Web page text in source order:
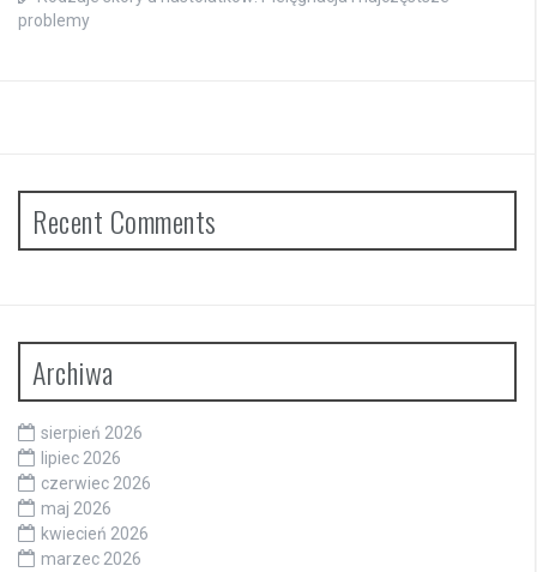
problemy
Recent Comments
Archiwa
sierpień 2026
lipiec 2026
czerwiec 2026
maj 2026
kwiecień 2026
marzec 2026